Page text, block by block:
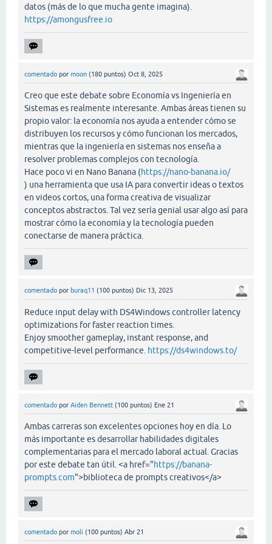
datos (más de lo que mucha gente imagina).
https://amongusfree.io
comentado por moon (180 puntos) Oct 8, 2025
Creo que este debate sobre Economía vs Ingeniería en
Sistemas es realmente interesante. Ambas áreas tienen su
propio valor: la economía nos ayuda a entender cómo se
distribuyen los recursos y cómo funcionan los mercados,
mientras que la ingeniería en sistemas nos enseña a
resolver problemas complejos con tecnología.
Hace poco vi en Nano Banana (https://nano-banana.io/
) una herramienta que usa IA para convertir ideas o textos
en videos cortos, una forma creativa de visualizar
conceptos abstractos. Tal vez sería genial usar algo así para
mostrar cómo la economía y la tecnología pueden
conectarse de manera práctica.
comentado por buraq11 (100 puntos) Dic 13, 2025
Reduce input delay with DS4Windows controller latency
optimizations for faster reaction times.
Enjoy smoother gameplay, instant response, and
competitive-level performance. https://ds4windows.to/
comentado por Aiden Bennett (100 puntos) Ene 21
Ambas carreras son excelentes opciones hoy en día. Lo
más importante es desarrollar habilidades digitales
complementarias para el mercado laboral actual. Gracias
por este debate tan útil. <a href="https://banana-
prompts.com">biblioteca de prompts creativos</a>
comentado por moli (100 puntos) Abr 21